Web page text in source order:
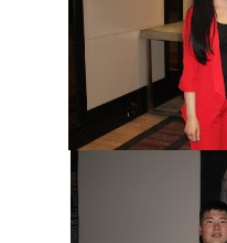
Маалымат
ЭЛЕКТРОНДУК БИЛИМ БЕРҮҮ
Ачык билим берүү
Онлайн
ИЛИМ